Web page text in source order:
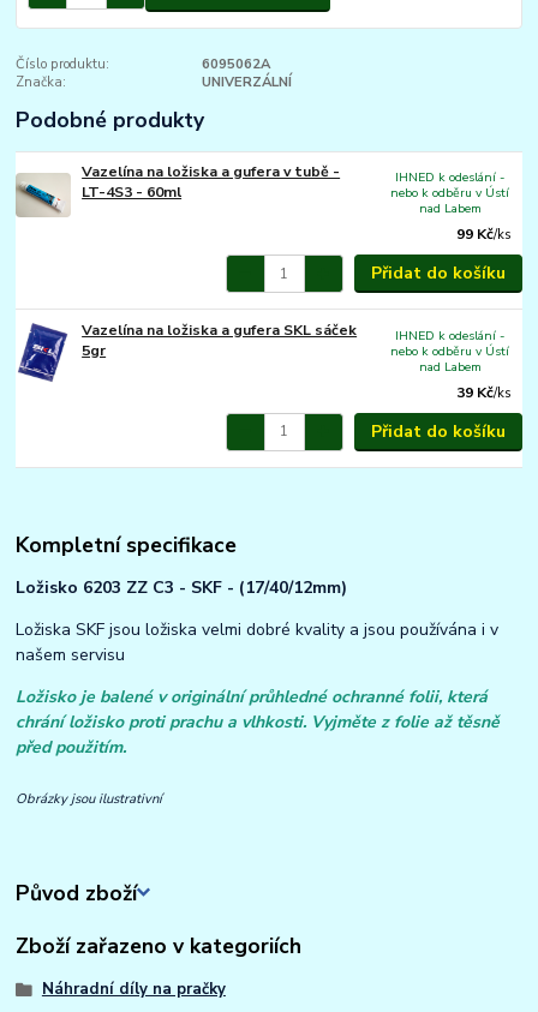
Číslo produktu:
6095062A
Značka:
UNIVERZÁLNÍ
Podobné produkty
Vazelína na ložiska a gufera v tubě -
LT-4S3 - 60ml
99 Kč/ks
IHNED k odeslání -
nebo k odběru v Ústí
nad Labem
Přidat do košíku
Vazelína na ložiska a gufera SKL sáček
5gr
39 Kč/ks
IHNED k odeslání -
nebo k odběru v Ústí
nad Labem
Přidat do košíku
Kompletní specifikace
Ložisko 6203 ZZ C3 - SKF - (17/40/12mm)
Ložiska SKF jsou ložiska velmi dobré kvality a jsou používána i v
našem servisu
Ložisko je balené v originální průhledné ochranné folii, která
chrání ložisko proti prachu a vlhkosti. Vyjměte z folie až těsně
před použitím.
Obrázky jsou ilustrativní
Původ zboží
Zboží zařazeno v kategoriích
Náhradní díly na pračky